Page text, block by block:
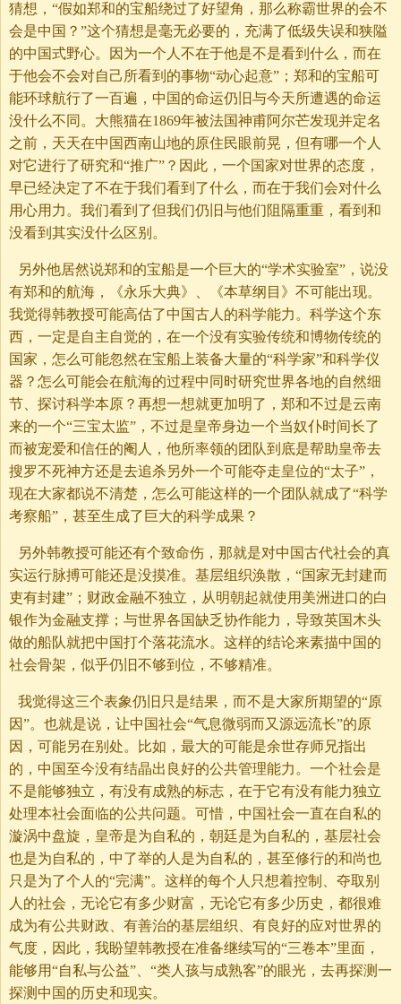
猜想，“假如郑和的宝船绕过了好望角，那么称霸世界的会不
会是中国？”这个猜想是毫无必要的，充满了低级失误和狭隘
的中国式野心。因为一个人不在于他是不是看到什么，而在
于他会不会对自己所看到的事物“动心起意”；郑和的宝船可
能环球航行了一百遍，中国的命运仍旧与今天所遭遇的命运
没什么不同。大熊猫在1869年被法国神甫阿尔芒发现并定名
之前，天天在中国西南山地的原住民眼前晃，但有哪一个人
对它进行了研究和“推广”？因此，一个国家对世界的态度，
早已经决定了不在于我们看到了什么，而在于我们会对什么
用心用力。我们看到了但我们仍旧与他们阻隔重重，看到和
没看到其实没什么区别。
另外他居然说郑和的宝船是一个巨大的“学术实验室”，说没
有郑和的航海，《永乐大典》、《本草纲目》不可能出现。
我觉得韩教授可能高估了中国古人的科学能力。科学这个东
西，一定是自主自觉的，在一个没有实验传统和博物传统的
国家，怎么可能忽然在宝船上装备大量的“科学家”和科学仪
器？怎么可能会在航海的过程中同时研究世界各地的自然细
节、探讨科学本原？再想一想就更加明了，郑和不过是云南
来的一个“三宝太监”，不过是皇帝身边一个当奴仆时间长了
而被宠爱和信任的阉人，他所率领的团队到底是帮助皇帝去
搜罗不死神方还是去追杀另外一个可能夺走皇位的“太子”，
现在大家都说不清楚，怎么可能这样的一个团队就成了“科学
考察船”，甚至生成了巨大的科学成果？
另外韩教授可能还有个致命伤，那就是对中国古代社会的真
实运行脉搏可能还是没摸准。基层组织涣散，“国家无封建而
吏有封建”；财政金融不独立，从明朝起就使用美洲进口的白
银作为金融支撑；与世界各国缺乏协作能力，导致英国木头
做的船队就把中国打个落花流水。这样的结论来素描中国的
社会骨架，似乎仍旧不够到位，不够精准。
我觉得这三个表象仍旧只是结果，而不是大家所期望的“原
因”。也就是说，让中国社会“气息微弱而又源远流长”的原
因，可能另在别处。比如，最大的可能是余世存师兄指出
的，中国至今没有结晶出良好的公共管理能力。一个社会是
不是能够独立，有没有成熟的标志，在于它有没有能力独立
处理本社会面临的公共问题。可惜，中国社会一直在自私的
漩涡中盘旋，皇帝是为自私的，朝廷是为自私的，基层社会
也是为自私的，中了举的人是为自私的，甚至修行的和尚也
只是为了个人的“完满”。这样的每个人只想着控制、夺取别
人的社会，无论它有多少财富，无论它有多少历史，都很难
成为有公共财政、有善治的基层组织、有良好的应对世界的
气度，因此，我盼望韩教授在准备继续写的“三卷本”里面，
能够用“自私与公益”、“类人孩与成熟客”的眼光，去再探测一
探测中国的历史和现实。